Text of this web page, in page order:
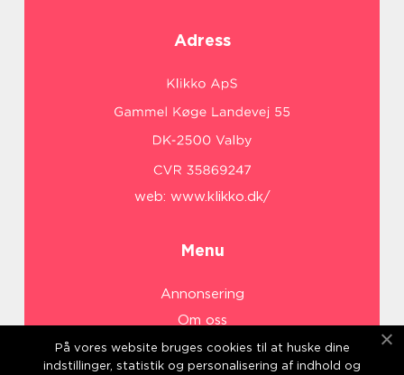
Adress
web: www.klikko.dk/
Menu
Annonsering
Om oss
Cookies
På vores website bruges cookies til at huske dine
indstillinger, statistik og personalisering af indhold og